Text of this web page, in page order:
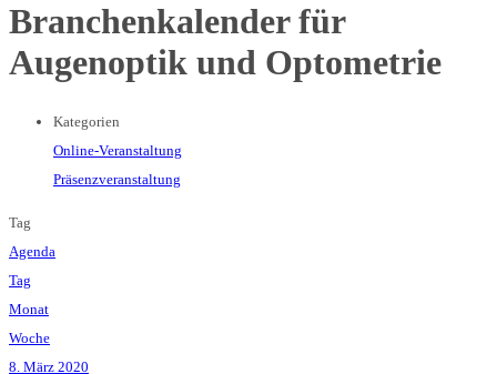
Branchenkalender für
Augenoptik und Optometrie
Kategorien
Online-Veranstaltung
Präsenzveranstaltung
Tag
Agenda
Tag
Monat
Woche
8. März 2020